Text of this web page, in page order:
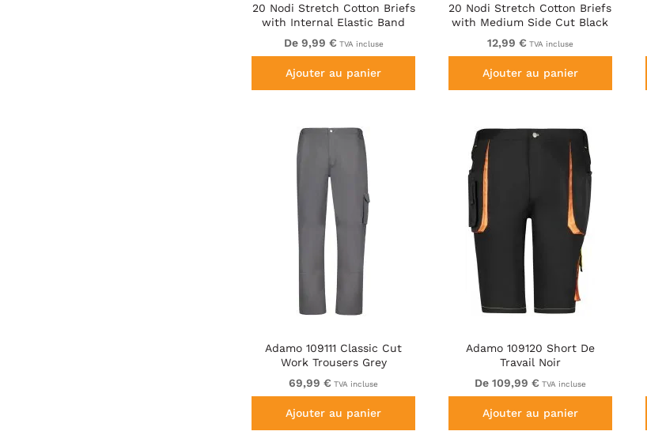
20 Nodi Stretch Cotton Briefs
with Internal Elastic Band
and Low Rise White
De 9,99 € TVA incluse
Ajouter au panier
20 Nodi Stretch Cotton Briefs
with Medium Side Cut Black
12,99 € TVA incluse
Ajouter au panier
Adamo 109111 Classic Cut
Work Trousers Grey
69,99 € TVA incluse
Ajouter au panier
Adamo 109120 Short De
Travail Noir
De 109,99 € TVA incluse
Ajouter au panier